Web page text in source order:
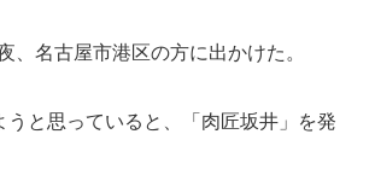
、名古屋市港区の方に出かけた。
うと思っていると、「肉匠坂井」を発